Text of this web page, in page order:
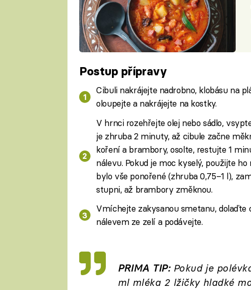
Postup přípravy
Cibuli nakrájejte nadrobno, klobásu na
oloupejte a nakrájejte na kostky.
V hrnci rozehřejte olej nebo sádlo,
je zhruba 2 minuty, až cibule začne
koření a brambory, osolte, restujte 1
nálevu. Pokud je moc kyselý, použijte
bylo vše ponořené (zhruba 0,75–1 l),
stupni, až brambory změknou.
Vmíchejte zakysanou smetanu,
nálevem ze zelí a podávejte.
PRIMA TIP:Pokud je
ml mléka 2 lžičky hladké